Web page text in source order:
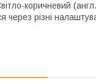
коричневий
через різні